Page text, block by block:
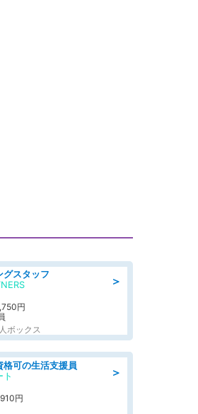
＞
グスタッフ
円
ボックス
＞
可の生活支援員
ト
円